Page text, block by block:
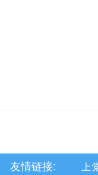
友情链接: 上